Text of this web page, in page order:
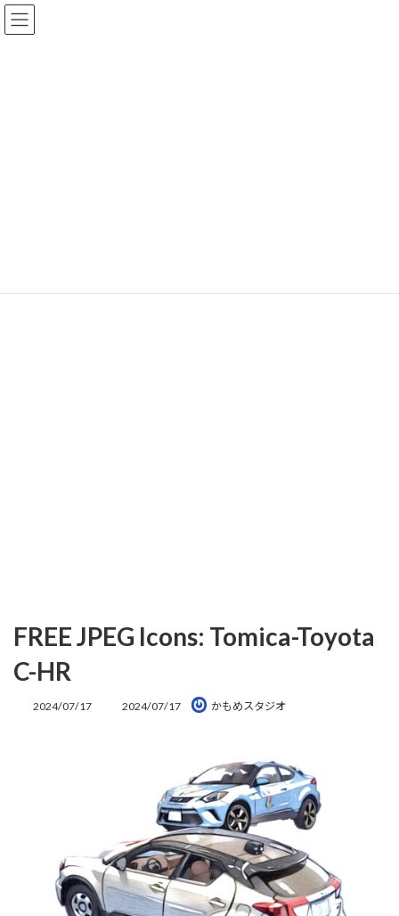
コ
ン
ナ
ビ
FREE JPEG Icons: Tomica-Toyota
C-HR
2024/07/17
最
2024/07/17 かもめスタジオ